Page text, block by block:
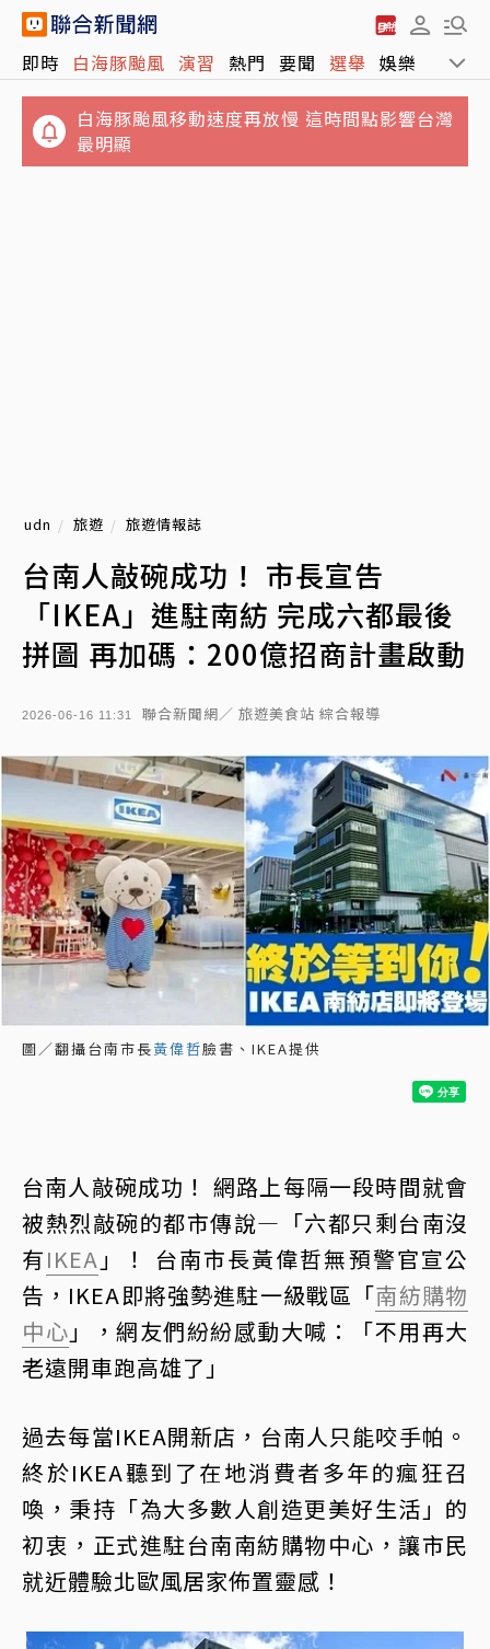
即時 白海豚颱風 演習 熱門 要聞 選舉 娛樂 運動
白海豚颱風移動速度再放慢 這時間點影響台灣
最明顯
udn 旅遊 旅遊情報誌
台南人敲碗成功！ 市長宣告
「IKEA」進駐南紡 完成六都最後
拼圖 再加碼：200億招商計畫啟動
2026-06-16 11:31 聯合新聞網／ 旅遊美食站 綜合報導
圖／翻攝台南市長黃偉哲臉書、IKEA提供
台南人敲碗成功！ 網路上每隔一段時間就會
被熱烈敲碗的都市傳說—「六都只剩台南沒
有IKEA 」！ 台南市長黃偉哲無預警官宣公
告，IKEA即將強勢進駐一級戰區「南紡購物
中心 」，網友們紛紛感動大喊：「不用再大
老遠開車跑高雄了」
過去每當IKEA開新店，台南人只能咬手帕。
終於IKEA聽到了在地消費者多年的瘋狂召
喚，秉持「為大多數人創造更美好生活」的
初衷，正式進駐台南南紡購物中心，讓市民
就近體驗北歐風居家佈置靈感！